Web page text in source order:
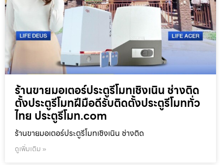
ร้านขายมอเตอร์ประตูรีโมทเชิงเนิน ช่างติด
ตั้งประตูรีโมทฝีมือดีรับติดตั้งประตูรีโมททั่ว
ไทย ประตูรีโมท.com
ร้านขายมอเตอร์ประตูรีโมทเชิงเนิน ช่างติด
ดูเพิ่มเติม »